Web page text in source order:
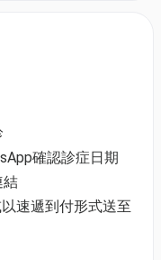
確認診症日期
結
速遞到付形式送至